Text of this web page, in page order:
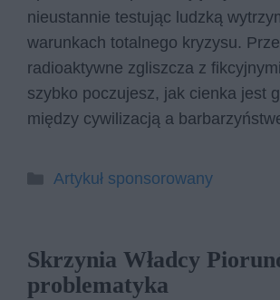
nieustannie testując ludzką
warunkach totalnego kryzysu.
radioaktywne zgliszcza z
szybko poczujesz, jak cienka jest
między cywilizacją a
Kategorie
Artykuł sponsorowany
Skrzynia Władcy
problematyka